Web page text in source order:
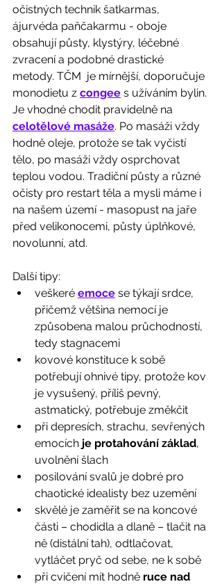
očistných technik šatkarmas,
ájurvéda paňčakarmu - oboje
obsahují půsty, klystýry, léčebné
zvracení a podobné drastické
metody. TČM  je mírnější, doporučuje
monodietu z congee s užíváním bylin.
Je vhodné chodit pravidelně na
celotělové masáže. Po masáži vždy
hodně oleje, protože se tak vyčistí
tělo, po masáži vždy osprchovat
teplou vodou. Tradiční půsty a různé
očisty pro restart těla a mysli máme i
na našem území - masopust na jaře
před velikonocemi, půsty úplňkové,
novolunní, atd.
Další tipy:
veškeré emoce se týkají srdce,
přičemž většina nemocí je
způsobena malou průchodností,
tedy stagnacemi
kovové konstituce k sobě
potřebují ohnivé tipy, protože kov
je vysušený, příliš pevný,
astmatický, potřebuje změkčit
při depresích, strachu, sevřených
emocích je protahování základ,
uvolnění šlach
posilování svalů je dobré pro
chaotické idealisty bez uzemění
skvělé je zaměřit se na koncové
části – chodidla a dlaně – tlačit na
ně (distální tah), odtlačovat,
vytláčet pryč od sebe, ne k sobě
při cvičení mít hodně ruce nad